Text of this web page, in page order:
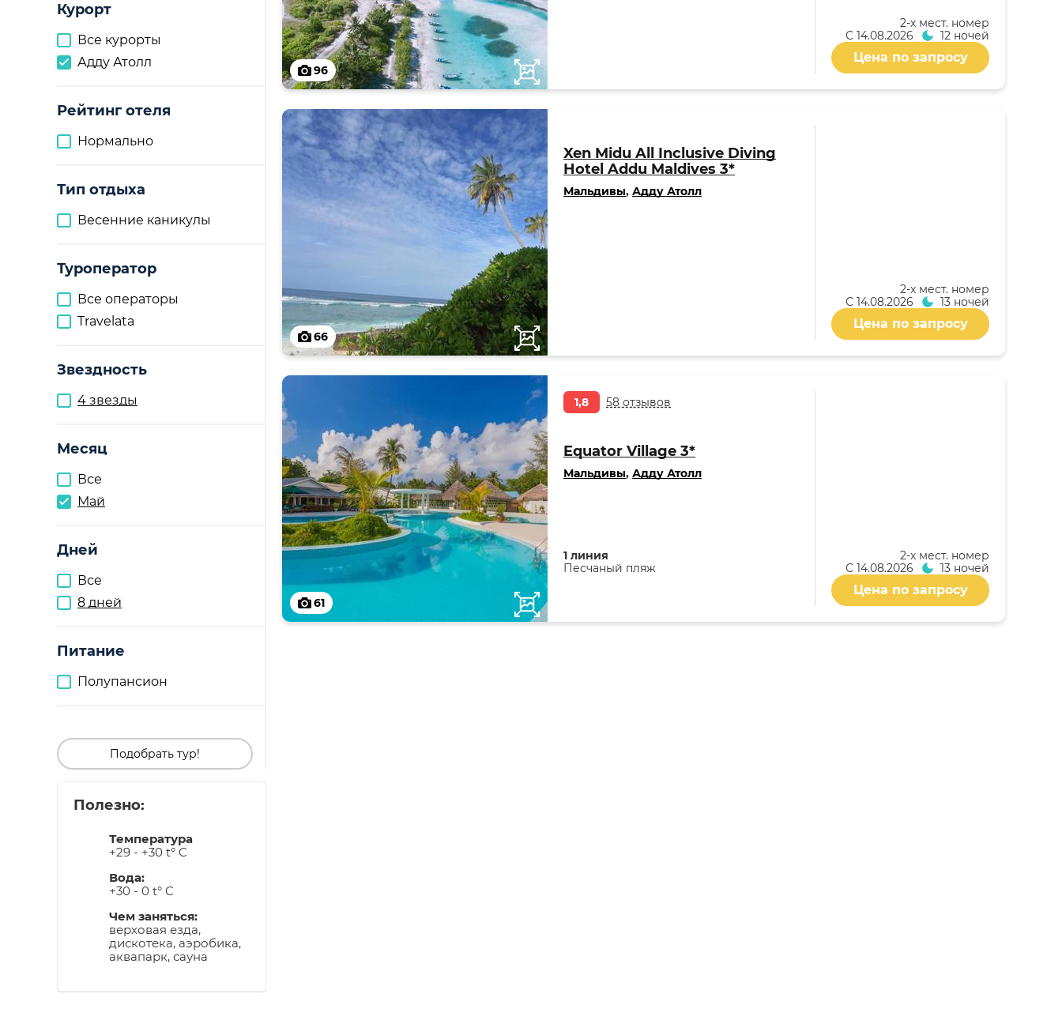
Курорт
Все курорты
Адду Атолл
Рейтинг отеля
Нормально
Тип отдыха
Весенние каникулы
Туроператор
Все операторы
Travelata
Звездность
4 звезды
Месяц
Все
Май
Дней
Все
8 дней
Питание
Полупансион
Подобрать тур!
Полезно:
Температура
+29 - +30 t° C
Вода:
+30 - 0 t° C
Чем заняться:
верховая езда,
дискотека, аэробика,
аквапарк, сауна
96
2-x мест. номер
С 14.08.2026 12 ночей
Цена по запросу
66
Xen Midu All Inclusive Diving
Hotel Addu Maldives 3*
Мальдивы, Адду Атолл
2-x мест. номер
С 14.08.2026 13 ночей
Цена по запросу
61
1,8 58 отзывов
Equator Village 3*
Мальдивы, Адду Атолл
1 линия
Песчаный пляж
2-x мест. номер
С 14.08.2026 13 ночей
Цена по запросу